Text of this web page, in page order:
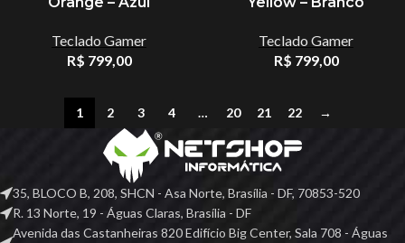
Teclado Gamer
R$ 799,00
Teclado Gamer
R$ 799,00
1 2 3 4 … 20 21 22 →
35, BLOCO B, 208, SHCN - Asa Norte, Brasília - DF, 70853-520
R. 13 Norte, 19 - Águas Claras, Brasília - DF
Avenida das Castanheiras 820 Edifício Big Center, Sala 708 - Águas